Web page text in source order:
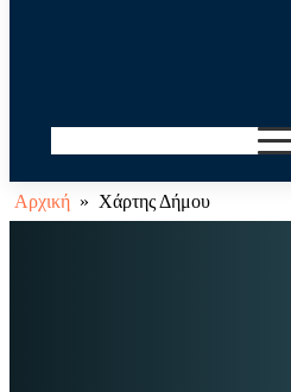
Αρχική » Χάρτης Δήμου